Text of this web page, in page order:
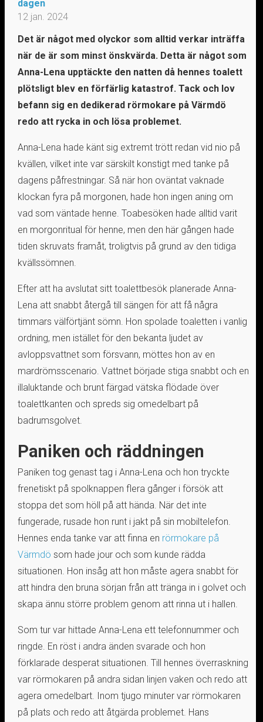
dagen
12 jan. 2024
Det är något med olyckor som alltid verkar inträffa
när de är som minst önskvärda. Detta är något som
Anna-Lena upptäckte den natten då hennes toalett
plötsligt blev en förfärlig katastrof. Tack och lov
befann sig en dedikerad rörmokare på Värmdö
redo att rycka in och lösa problemet.
Anna-Lena hade känt sig extremt trött redan vid nio på
kvällen, vilket inte var särskilt konstigt med tanke på
dagens påfrestningar. Så när hon oväntat vaknade
klockan fyra på morgonen, hade hon ingen aning om
vad som väntade henne. Toabesöken hade alltid varit
en morgonritual för henne, men den här gången hade
tiden skruvats framåt, troligtvis på grund av den tidiga
kvällssömnen.
Efter att ha avslutat sitt toalettbesök planerade Anna-
Lena att snabbt återgå till sängen för att få några
timmars välförtjänt sömn. Hon spolade toaletten i vanlig
ordning, men istället för den bekanta ljudet av
avloppsvattnet som försvann, möttes hon av en
mardrömsscenario. Vattnet började stiga snabbt och en
illaluktande och brunt färgad vätska flödade över
toalettkanten och spreds sig omedelbart på
badrumsgolvet.
Paniken och räddningen
Paniken tog genast tag i Anna-Lena och hon tryckte
frenetiskt på spolknappen flera gånger i försök att
stoppa det som höll på att hända. När det inte
fungerade, rusade hon runt i jakt på sin mobiltelefon.
Hennes enda tanke var att finna en rörmokare på
Värmdö som hade jour och som kunde rädda
situationen. Hon insåg att hon måste agera snabbt för
att hindra den bruna sörjan från att tränga in i golvet och
skapa ännu större problem genom att rinna ut i hallen.
Som tur var hittade Anna-Lena ett telefonnummer och
ringde. En röst i andra änden svarade och hon
förklarade desperat situationen. Till hennes överraskning
var rörmokaren på andra sidan linjen vaken och redo att
agera omedelbart. Inom tjugo minuter var rörmokaren
på plats och redo att åtgärda problemet. Hans